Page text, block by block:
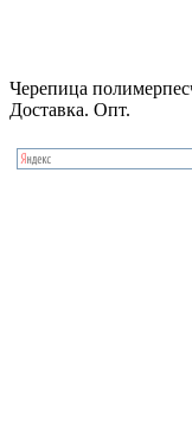
Черепица
Доставка. Опт.